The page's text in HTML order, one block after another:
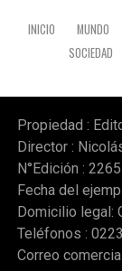
INICIO MUNDO
SOCIEDAD
Propiedad :
Director :
N°Edición : 2265
Fecha del
Domicilio legal:
Teléfonos :
Correo